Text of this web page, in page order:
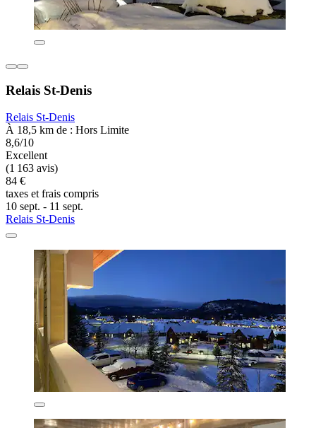
Relais St-Denis
Relais St-Denis
À 18,5 km de : Hors Limite
8,6/10
Excellent
(1 163 avis)
84 €
taxes et frais compris
10 sept. - 11 sept.
Relais St-Denis